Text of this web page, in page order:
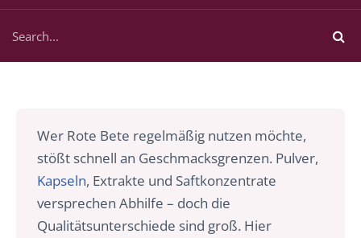
Wer Rote Bete regelmäßig nutzen möchte,
stößt schnell an Geschmacksgrenzen. Pulver,
Kapseln, Extrakte und Saftkonzentrate
versprechen Abhilfe – doch die
Qualitätsunterschiede sind groß. Hier